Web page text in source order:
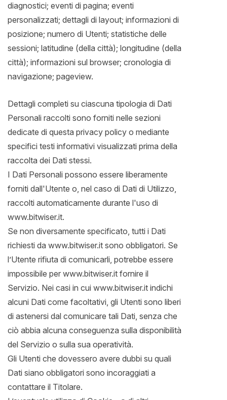
diagnostici; eventi di pagina; eventi
personalizzati; dettagli di layout; informazioni di
posizione; numero di Utenti; statistiche delle
sessioni; latitudine (della città); longitudine (della
città); informazioni sul browser; cronologia di
navigazione; pageview.
Dettagli completi su ciascuna tipologia di Dati
Personali raccolti sono forniti nelle sezioni
dedicate di questa privacy policy o mediante
specifici testi informativi visualizzati prima della
raccolta dei Dati stessi.
I Dati Personali possono essere liberamente
forniti dall'Utente o, nel caso di Dati di Utilizzo,
raccolti automaticamente durante l'uso di
www.bitwiser.it.
Se non diversamente specificato, tutti i Dati
richiesti da www.bitwiser.it sono obbligatori. Se
l’Utente rifiuta di comunicarli, potrebbe essere
impossibile per www.bitwiser.it fornire il
Servizio. Nei casi in cui www.bitwiser.it indichi
alcuni Dati come facoltativi, gli Utenti sono liberi
di astenersi dal comunicare tali Dati, senza che
ciò abbia alcuna conseguenza sulla disponibilità
del Servizio o sulla sua operatività.
Gli Utenti che dovessero avere dubbi su quali
Dati siano obbligatori sono incoraggiati a
contattare il Titolare.